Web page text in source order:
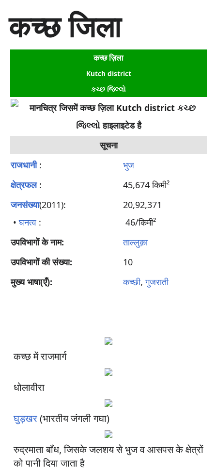
म
ग्री
र
कच्छ जिला
कच्छ ज़िला
Kutch district
કચ્છ જિલ્લો
सूचना
राजधानी:
भुज
क्षेत्रफल:
45,674 किमी²
जनसंख्या(2011):
•घनत्व :
20,92,371
46/किमी²
उपविभागों के नाम:
ताल्लुक़ा
उपविभागों की संख्या:
10
मुख्य भाषा(एँ):
कच्छी,गुजराती
कच्छ में राजमार्ग
धोलावीरा
घुड़खर(भारतीय जंगली गघा)
रुद्रमाता बाँध, जिसके जलशय से भुज व आसपस के क्षेत्रों
को पानी दिया जाता है